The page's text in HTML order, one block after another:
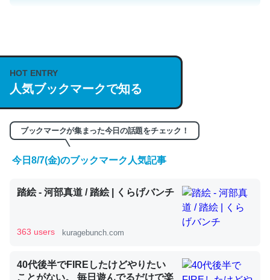
説してる記事が少ないので貴重な良記事。/続編来た
https://isobe324649.hatenablog.com/entry/2023/03/27
/064121
─GPTの仕組みと限界についての考察（１） - conceptualization
くらい。小説でいう「ずっと前の伏線」は回収されないけ
ど、短期記憶というには多い分量。進化すればするほど分
かりやすく強くなりそう
HOT ENTRY
人気ブックマークで知る
ブックマークが集まった今日の話題をチェック！
今日8/7(金)のブックマーク人気記事
踏絵 - 河部真道 / 踏絵 | くらげバンチ
363 users kuragebunch.com
40代後半でFIREしたけどやりたい
ことがない。 毎日遊んでるだけで楽